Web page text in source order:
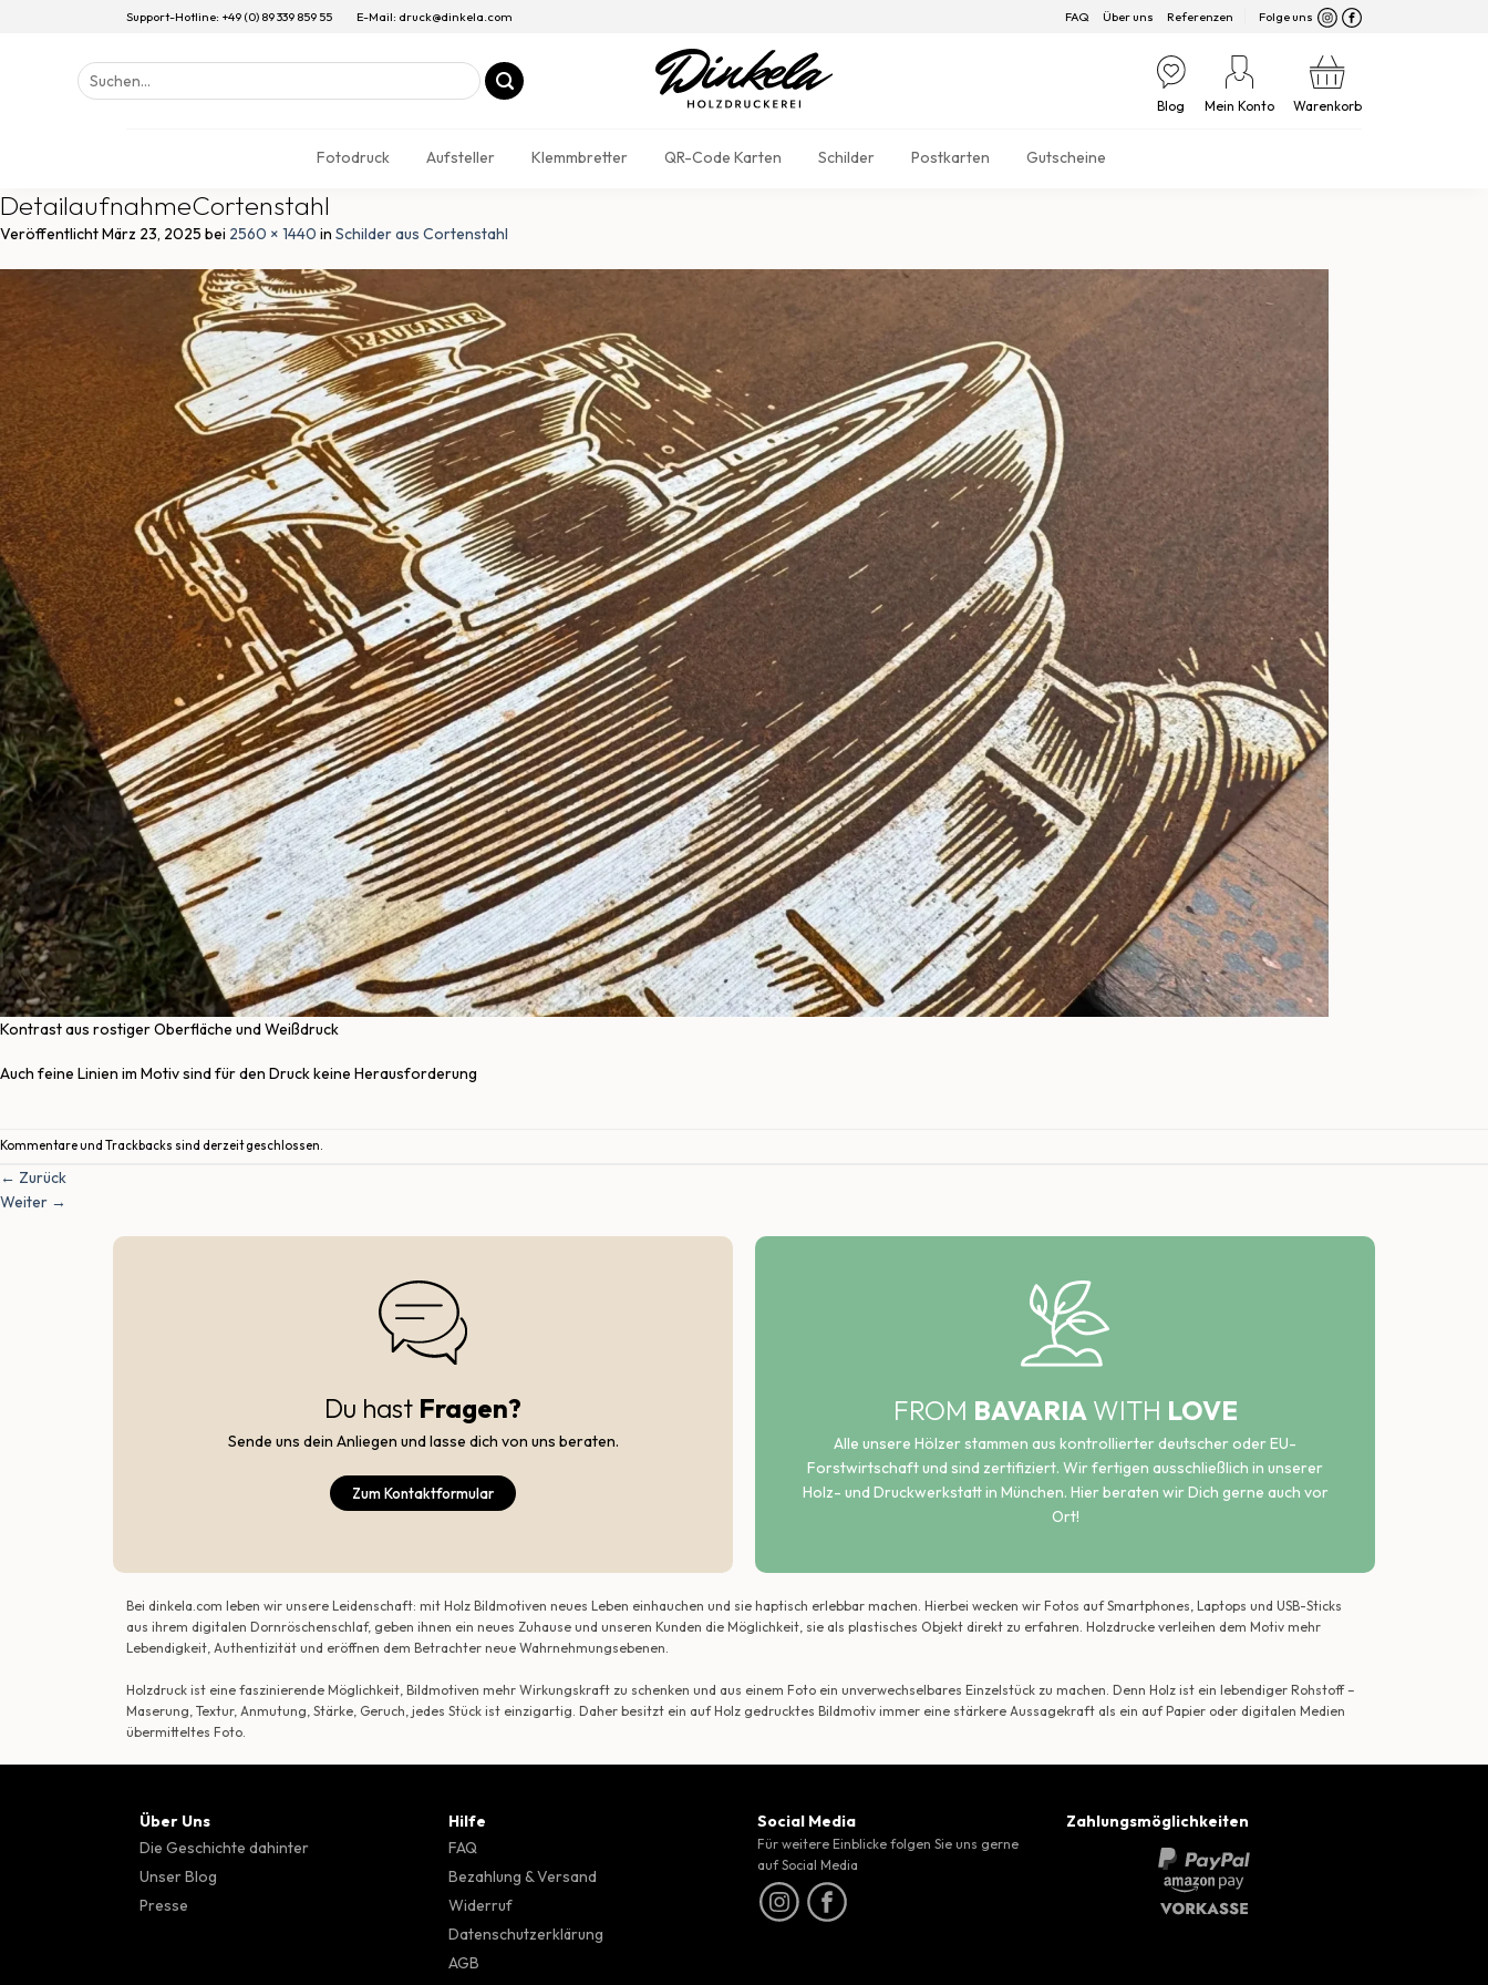
Support-Hotline: +49 (0) 89 339 859 55 E-Mail: druck@dinkela.com FAQ Über uns Referenzen Folge uns
Suchen
nach:
Blog Mein Konto Warenkorb
Fotodruck Aufsteller Klemmbretter QR-Code Karten Schilder Postkarten Gutscheine
DetailaufnahmeCortenstahl
VeröffentlichtMärz 23, 2025 bei 2560 × 1440 in Schilder aus Cortenstahl
Kontrast aus rostiger Oberfläche und Weißdruck
Auch feine Linien im Motiv sind für den Druck keine Herausforderung
Kommentare und Trackbacks sind derzeit geschlossen.
← Zurück
Weiter →
Du hast Fragen?
Sende uns dein Anliegen und lasse dich von uns beraten.
Zum Kontaktformular
FROM BAVARIA WITH LOVE
Alle unsere Hölzer stammen aus kontrollierter deutscher oder EU-
Forstwirtschaft und sind zertifiziert. Wir fertigen ausschließlich in unserer
Holz- und Druckwerkstatt in München. Hier beraten wir Dich gerne auch vor
Ort!
Bei dinkela.com leben wir unsere Leidenschaft: mit Holz Bildmotiven neues Leben einhauchen und sie haptisch erlebbar machen. Hierbei wecken wir Fotos auf Smartphones, Laptops und USB-Sticks
aus ihrem digitalen Dornröschenschlaf, geben ihnen ein neues Zuhause und unseren Kunden die Möglichkeit, sie als plastisches Objekt direkt zu erfahren. Holzdrucke verleihen dem Motiv mehr
Lebendigkeit, Authentizität und eröffnen dem Betrachter neue Wahrnehmungsebenen.
Holzdruck ist eine faszinierende Möglichkeit, Bildmotiven mehr Wirkungskraft zu schenken und aus einem Foto ein unverwechselbares Einzelstück zu machen. Denn Holz ist ein lebendiger Rohstoff –
Maserung, Textur, Anmutung, Stärke, Geruch, jedes Stück ist einzigartig. Daher besitzt ein auf Holz gedrucktes Bildmotiv immer eine stärkere Aussagekraft als ein auf Papier oder digitalen Medien
übermitteltes Foto.
Über Uns
Die Geschichte dahinter
Unser Blog
Presse
Hilfe
FAQ
Bezahlung & Versand
Widerruf
Datenschutzerklärung
AGB
Social Media
Für weitere Einblicke folgen Sie uns gerne
auf Social Media
Zahlungsmöglichkeiten